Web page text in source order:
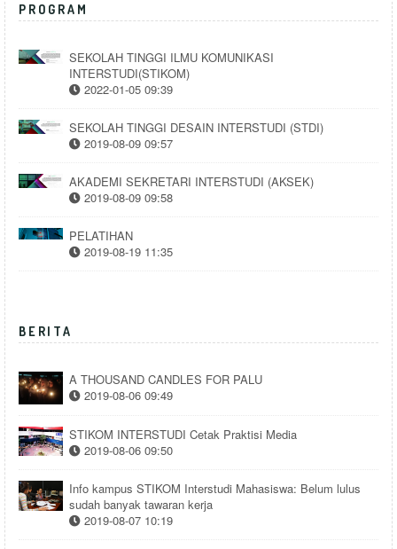
PROGRAM
SEKOLAH TINGGI ILMU KOMUNIKASI
INTERSTUDI(STIKOM)
2022-01-05 09:39
SEKOLAH TINGGI DESAIN INTERSTUDI (STDI)
2019-08-09 09:57
AKADEMI SEKRETARI INTERSTUDI (AKSEK)
2019-08-09 09:58
PELATIHAN
2019-08-19 11:35
BERITA
A THOUSAND CANDLES FOR PALU
2019-08-06 09:49
STIKOM INTERSTUDI Cetak Praktisi Media
2019-08-06 09:50
Info kampus STIKOM Interstudi Mahasiswa: Belum lulus
sudah banyak tawaran kerja
2019-08-07 10:19